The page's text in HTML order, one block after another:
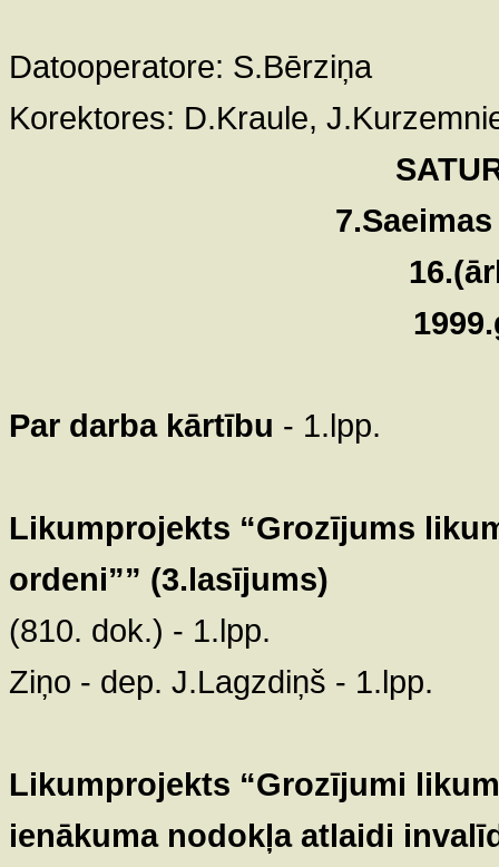
Datooperatore: S.Bērziņa
Korektores: D.Kraule,
Par darba kārtību - 1.lpp.
Likumprojekts “Grozījums
ordeni”” (3.lasījums)
(810. dok.) - 1.lpp.
Ziņo - dep. J.Lagzdiņš - 1.lpp.
Likumprojekts “Grozījumi
ienākuma nodokļa atlaidi